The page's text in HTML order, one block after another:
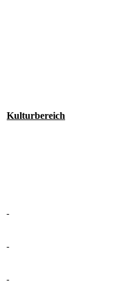
Kulturbereich